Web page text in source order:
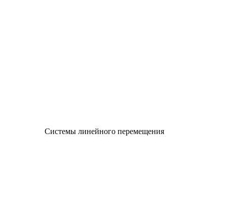
Системы линейного перемещения